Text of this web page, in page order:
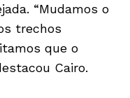
“Mudamos o
trechos
que o
Cairo.